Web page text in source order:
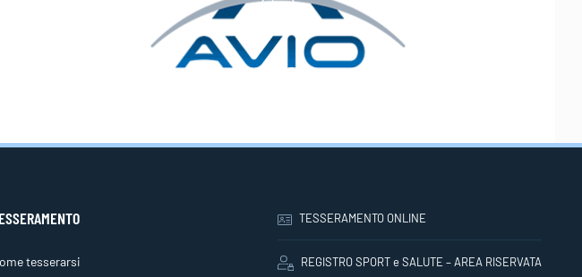
tesserarsi
TESSERAMENTO ONLINE
REGISTRO SPORT e SALUTE – AREA RISERVATA